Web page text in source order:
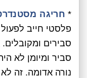
* חריגה
פלסטי חייב
סבירים
סביר ומיומן לא
נורה אדומה. זה